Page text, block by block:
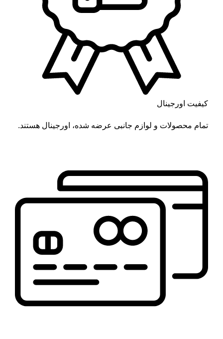
کیفیت اورجینال
تمام محصولات و لوازم جانبی عرضه شده، اورجینال هستند.